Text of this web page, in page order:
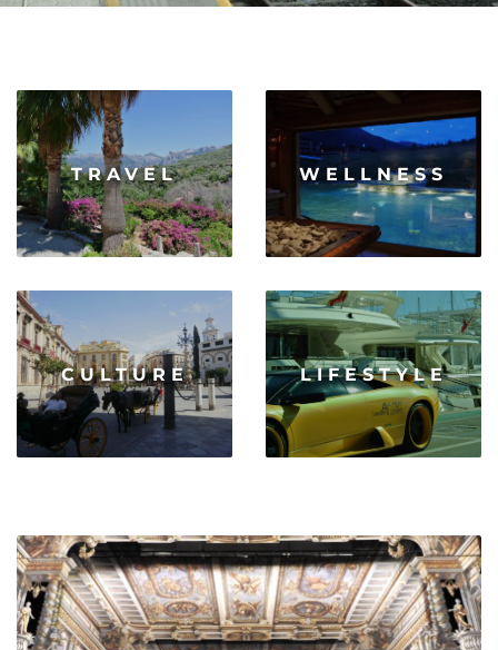
TRAVEL WELLNESS
CULTURE LIFESTYLE